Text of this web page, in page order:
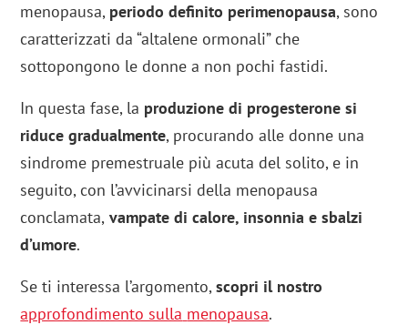
menopausa, periodo definito perimenopausa, sono
caratterizzati da “altalene ormonali” che
sottopongono le donne a non pochi fastidi.
In questa fase, la produzione di progesterone si
riduce gradualmente, procurando alle donne una
sindrome premestruale più acuta del solito, e in
seguito, con l’avvicinarsi della menopausa
conclamata, vampate di calore, insonnia e sbalzi
d’umore.
Se ti interessa l’argomento,scopri il nostro
approfondimento sulla menopausa.